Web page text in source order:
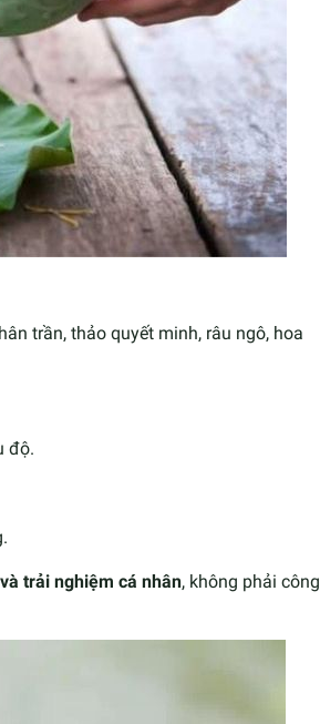
trần, thảo quyết minh, râu ngô, hoa
độ.
trải nghiệm cá nhân, không phải công